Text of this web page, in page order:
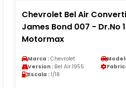
Chevrolet Bel Air
James Bond 007 - Dr.No
Motormax
Marca : Chevrolet
Version : Bel Air 1955
Escala : 1/18